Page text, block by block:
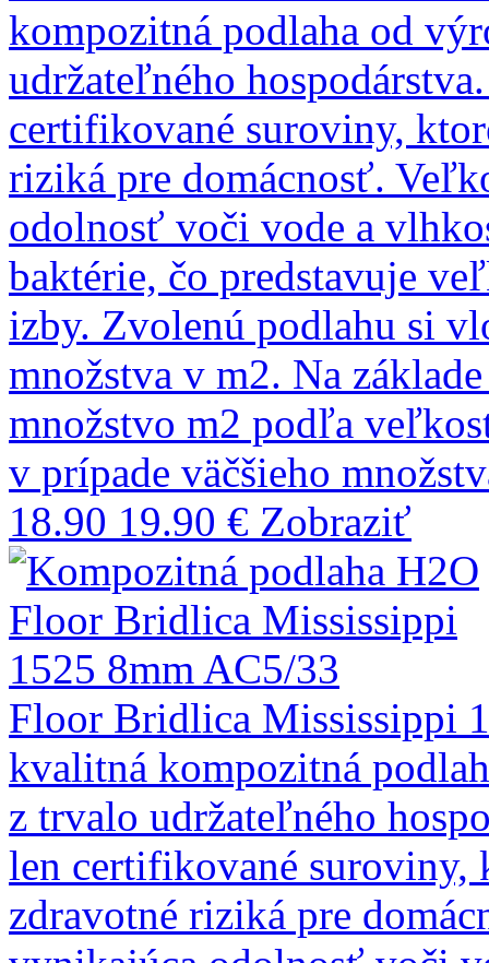
kompozitná podlaha od
udržateľného
certifikované suroviny,
riziká pre domácnosť.
odolnosť voči vode a
baktérie, čo predstavuje
izby. Zvolenú podlahu si
množstva v m2. Na
množstvo m2 podľa
v prípade väčšieho
18.90 19.90 € Zobraziť
Floor Bridlica Mississippi
kvalitná kompozitná
z trvalo udržateľného
len certifikované suroviny,
zdravotné riziká pre